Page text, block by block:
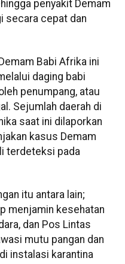
penyakit Demam
secara cepat dan
Babi Afrika ini
daging babi
penumpang, atau
Sejumlah daerah di
saat ini dilaporkan
kasus Demam
terdeteksi pada
itu antara lain;
menjamin kesehatan
dan Pos Lintas
mutu pangan dan
instalasi karantina